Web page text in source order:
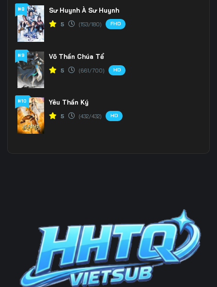
#8 Sư Huynh À Sư Huynh
5 (153/180) FHD
#9 Võ Thần Chúa Tể
5 (661/700) HD
#10 Yêu Thần Ký
5 (432/432) HD